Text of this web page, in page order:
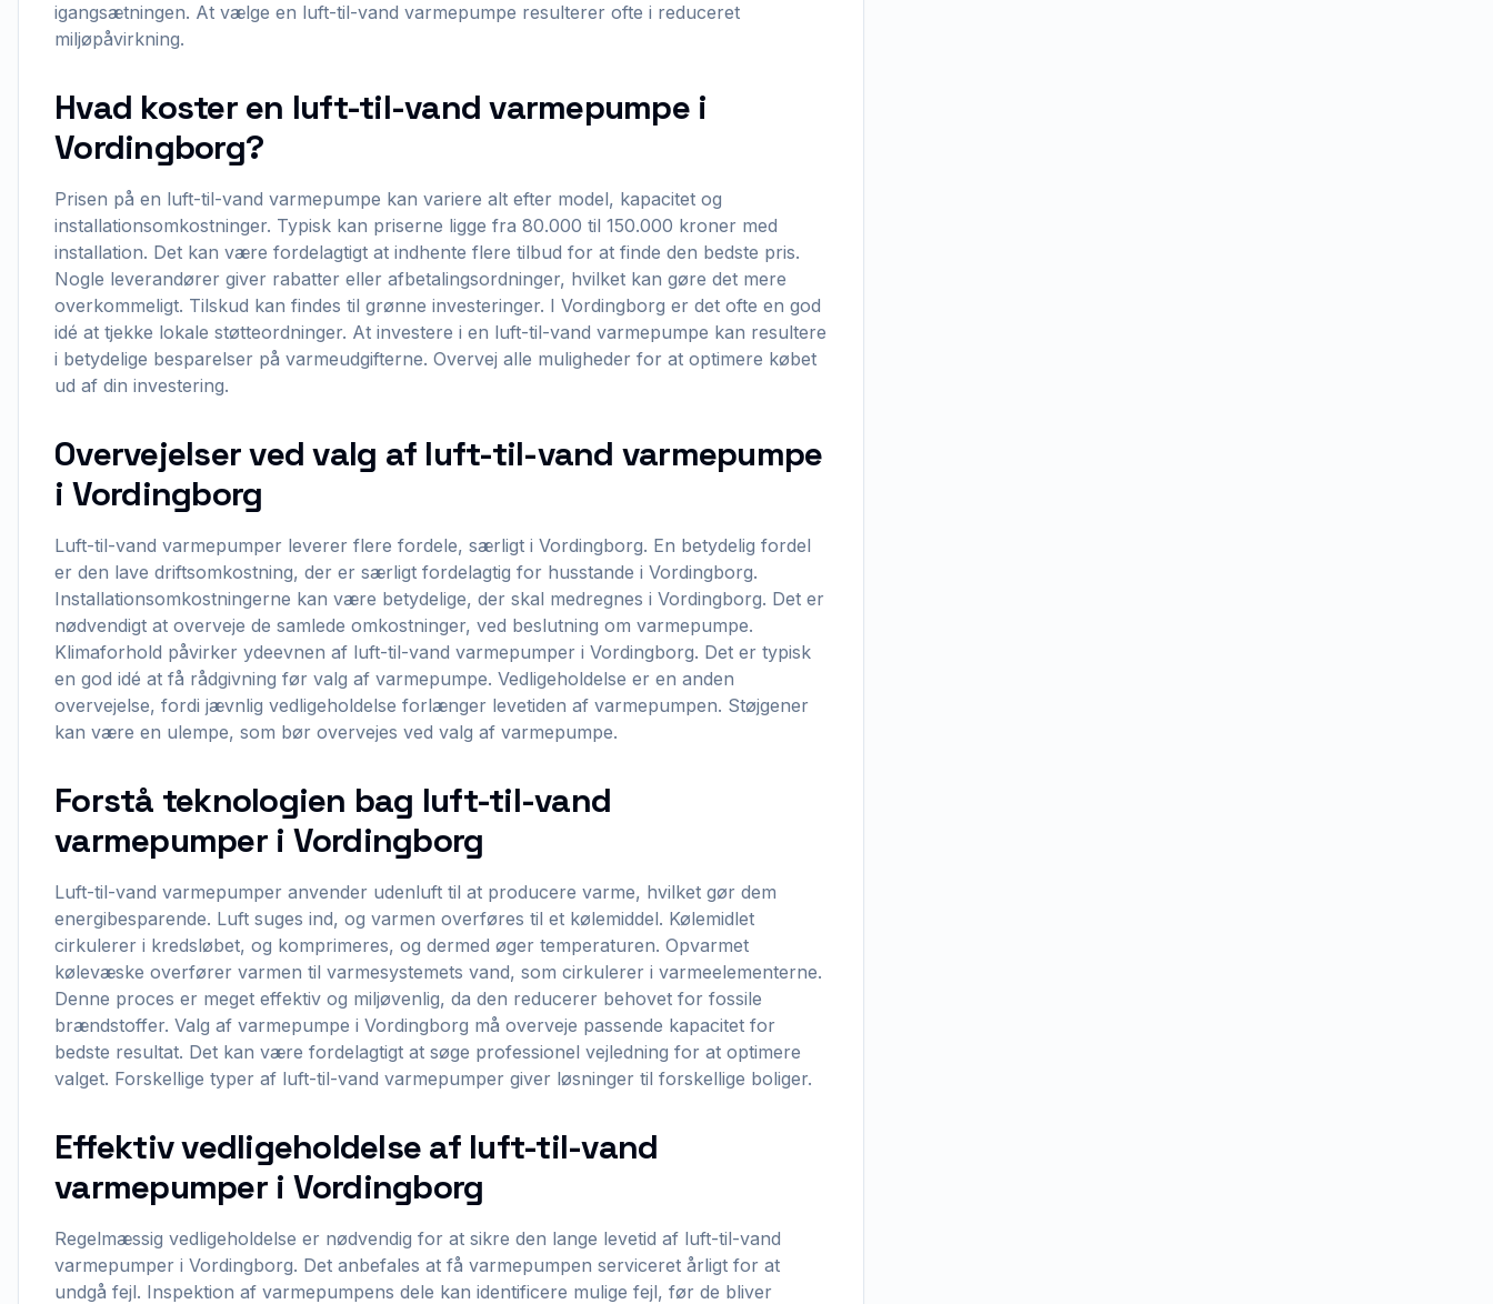
igangsætningen. At vælge en luft-til-vand varmepumpe resulterer ofte i reduceret
miljøpåvirkning.
Hvad koster en luft-til-vand varmepumpe i
Vordingborg?
Prisen på en luft-til-vand varmepumpe kan variere alt efter model, kapacitet og
installationsomkostninger. Typisk kan priserne ligge fra 80.000 til 150.000 kroner med
installation. Det kan være fordelagtigt at indhente flere tilbud for at finde den bedste pris.
Nogle leverandører giver rabatter eller afbetalingsordninger, hvilket kan gøre det mere
overkommeligt. Tilskud kan findes til grønne investeringer. I Vordingborg er det ofte en god
idé at tjekke lokale støtteordninger. At investere i en luft-til-vand varmepumpe kan resultere
i betydelige besparelser på varmeudgifterne. Overvej alle muligheder for at optimere købet
ud af din investering.
Overvejelser ved valg af luft-til-vand varmepumpe
i Vordingborg
Luft-til-vand varmepumper leverer flere fordele, særligt i Vordingborg. En betydelig fordel
er den lave driftsomkostning, der er særligt fordelagtig for husstande i Vordingborg.
Installationsomkostningerne kan være betydelige, der skal medregnes i Vordingborg. Det er
nødvendigt at overveje de samlede omkostninger, ved beslutning om varmepumpe.
Klimaforhold påvirker ydeevnen af luft-til-vand varmepumper i Vordingborg. Det er typisk
en god idé at få rådgivning før valg af varmepumpe. Vedligeholdelse er en anden
overvejelse, fordi jævnlig vedligeholdelse forlænger levetiden af varmepumpen. Støjgener
kan være en ulempe, som bør overvejes ved valg af varmepumpe.
Forstå teknologien bag luft-til-vand
varmepumper i Vordingborg
Luft-til-vand varmepumper anvender udenluft til at producere varme, hvilket gør dem
energibesparende. Luft suges ind, og varmen overføres til et kølemiddel. Kølemidlet
cirkulerer i kredsløbet, og komprimeres, og dermed øger temperaturen. Opvarmet
kølevæske overfører varmen til varmesystemets vand, som cirkulerer i varmeelementerne.
Denne proces er meget effektiv og miljøvenlig, da den reducerer behovet for fossile
brændstoffer. Valg af varmepumpe i Vordingborg må overveje passende kapacitet for
bedste resultat. Det kan være fordelagtigt at søge professionel vejledning for at optimere
valget. Forskellige typer af luft-til-vand varmepumper giver løsninger til forskellige boliger.
Effektiv vedligeholdelse af luft-til-vand
varmepumper i Vordingborg
Regelmæssig vedligeholdelse er nødvendig for at sikre den lange levetid af luft-til-vand
varmepumper i Vordingborg. Det anbefales at få varmepumpen serviceret årligt for at
undgå fejl. Inspektion af varmepumpens dele kan identificere mulige fejl, før de bliver